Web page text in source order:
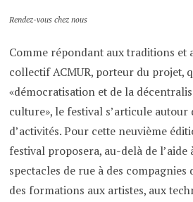
Rendez-vous chez nous
Comme répondant aux traditions et
collectif ACMUR, porteur du projet,
«démocratisation et de la
culture», le festival s’articule
d’activités. Pour cette neuvième
festival proposera, au-delà de l’aide
spectacles de rue à des compagnies
des formations aux artistes, aux